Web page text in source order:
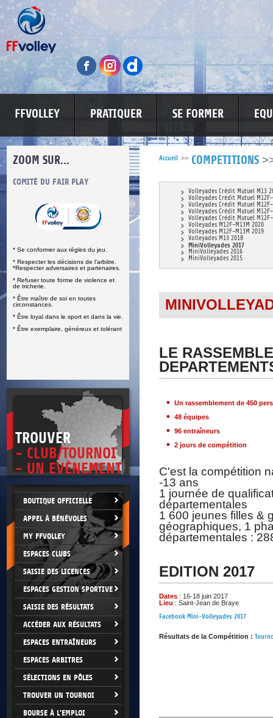
FFVOLLEY PRATIQUER SE FORMER
ZOOM SUR...
COMITÉ DU FAIR PLAY
* Se conformer aux règles du jeu.
* Respecter les décisions de l’arbitre.
*Respecter adversaires et partenaires.
* Refuser toute forme de violence et
de tricherie.
* Être maître de soi en toutes
circonstances.
* Être loyal dans le sport et dans la vie.
* Être exemplaire, généreux et tolérant
LUTTE CONTRE LES VIOLENCES MA PETITE
TROUVER
- CLUB/TOURNOI
- UN EVÈNEMENT
BOUTIQUE OFFICIELLE
APPEL À BÉNÉVOLES
MY FFVOLLEY
ESPACES CLUBS
SAISIE DES LICENCES
ESPACES GESTION SPORTIVE
SAISIE DES RÉSULTATS
ACCÉDER AUX RÉSULTATS
ESPACES ENTRAÎNEURS
ESPACES ARBITRES
SÉLECTIONS EN PÔLES
TROUVER UN TOURNOI
BOURSE À L'EMPLOI
Accueil >> COMPETITIONS
Volleyades Crédit Mutuel M13
Volleyades Crédit Mutuel M12F-
Volleyades Crédit Mutuel M12F-
Volleyades Crédit Mutuel M12F-
Volleyades Crédit Mutuel M12F-
Volleyades M12F-M13M 2020
Volleyades M12F-M13M 2019
Volleyades M13 2018
MiniVolleyades 2017
MiniVolleyades 2016
MiniVolleyades 2015
LE
Un rassemblement de 450
48 équipes
96 entraîneurs
2 jours de compétition
C'est la compétition
-13 ans
1 journée de
départementales
1 600 jeunes filles &
géographiques, 1
départementales :
EDITION 2017
Dates : 16-18 juin 2017
Lieu : Saint-Jean de Braye
Facebook Mini-Volleyades 2017
Résultats de la Compétition :